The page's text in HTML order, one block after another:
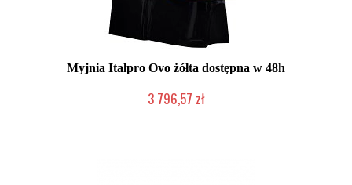
Myjnia Italpro Ovo żółta dostępna w 48h
3 796,57 zł